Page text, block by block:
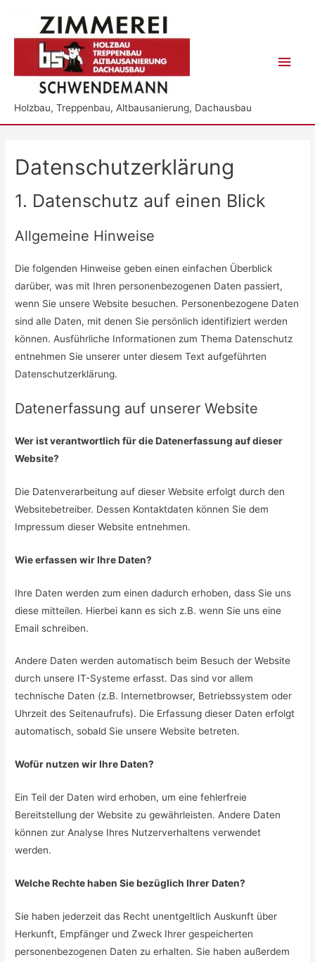
Holzbau, Treppenbau, Altbausanierung, Dachausbau
Datenschutzerklärung
1. Datenschutz auf einen Blick
Allgemeine Hinweise
Die folgenden Hinweise geben einen einfachen Überblick
darüber, was mit Ihren personenbezogenen Daten passiert,
wenn Sie unsere Website besuchen. Personenbezogene Daten
sind alle Daten, mit denen Sie persönlich identifiziert werden
können. Ausführliche Informationen zum Thema Datenschutz
entnehmen Sie unserer unter diesem Text aufgeführten
Datenschutzerklärung.
Datenerfassung auf unserer Website
Wer ist verantwortlich für die Datenerfassung auf dieser
Website?
Die Datenverarbeitung auf dieser Website erfolgt durch den
Websitebetreiber. Dessen Kontaktdaten können Sie dem
Impressum dieser Website entnehmen.
Wie erfassen wir Ihre Daten?
Ihre Daten werden zum einen dadurch erhoben, dass Sie uns
diese mitteilen. Hierbei kann es sich z.B. wenn Sie uns eine
Email schreiben.
Andere Daten werden automatisch beim Besuch der Website
durch unsere IT-Systeme erfasst. Das sind vor allem
technische Daten (z.B. Internetbrowser, Betriebssystem oder
Uhrzeit des Seitenaufrufs). Die Erfassung dieser Daten erfolgt
automatisch, sobald Sie unsere Website betreten.
Wofür nutzen wir Ihre Daten?
Ein Teil der Daten wird erhoben, um eine fehlerfreie
Bereitstellung der Website zu gewährleisten. Andere Daten
können zur Analyse Ihres Nutzerverhaltens verwendet
werden.
Welche Rechte haben Sie bezüglich Ihrer Daten?
Sie haben jederzeit das Recht unentgeltlich Auskunft über
Herkunft, Empfänger und Zweck Ihrer gespeicherten
personenbezogenen Daten zu erhalten. Sie haben außerdem